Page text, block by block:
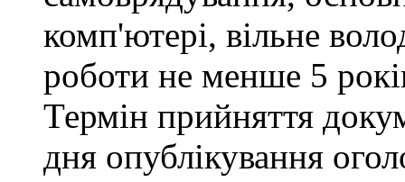
комп'ютері, вільне
роботи не менше 5
Термін прийняття
дня опублікування